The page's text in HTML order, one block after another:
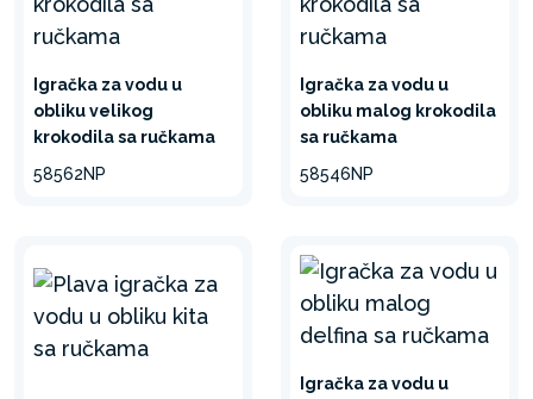
Igračka za vodu u
obliku velikog
krokodila sa ručkama
58562NP
Igračka za vodu u
obliku malog krokodila
sa ručkama
58546NP
Igračka za vodu u